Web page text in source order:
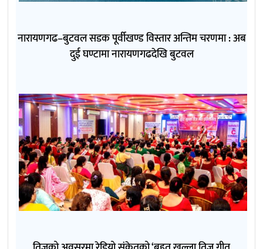
नारायणगढ–बुटवल सडक पूर्वीखण्ड विस्तार अन्तिम चरणमा : अब
दुई घण्टामा नारायणगढदेखि बुटवल